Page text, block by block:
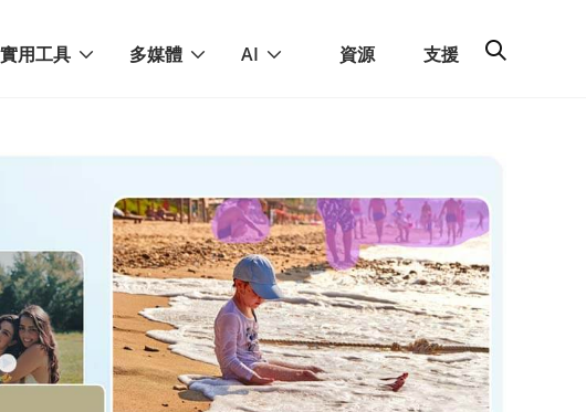
實用工具 多媒體 AI 資源 支援